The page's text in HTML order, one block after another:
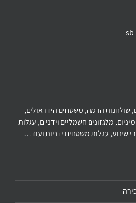
שולחנות הרמה, משטחים הידראולים,
מלגזונים חשמליים וידניים, עגלות
שינוע, עגלות משטחים ידניות ועוד…